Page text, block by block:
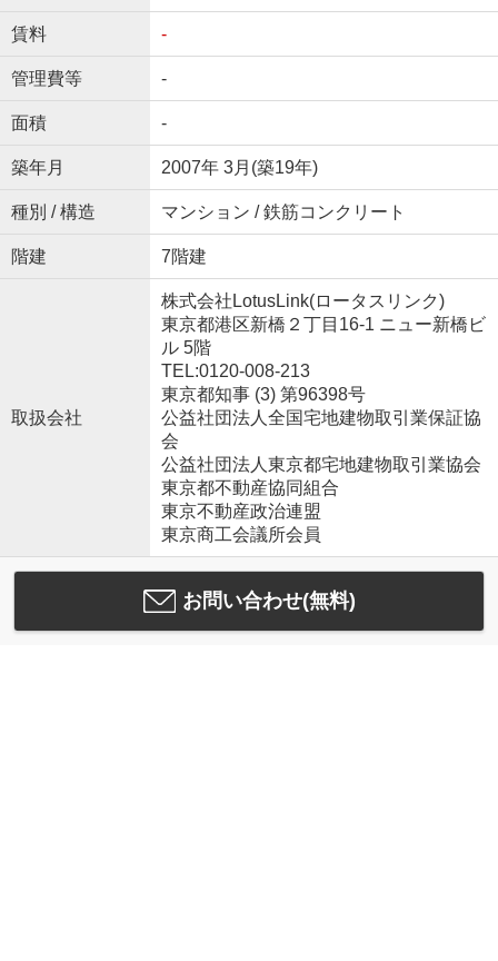
賃料 -
管理費等 -
面積 -
築年月 2007年 3月(築19年)
種別 / 構造 マンション / 鉄筋コンクリート
階建 7階建
取扱会社
株式会社LotusLink(ロータスリンク)
東京都港区新橋２丁目16-1 ニュー新橋ビ
ル 5階
TEL:0120-008-213
東京都知事 (3) 第96398号
公益社団法人全国宅地建物取引業保証協
会
公益社団法人東京都宅地建物取引業協会
東京都不動産協同組合
東京不動産政治連盟
東京商工会議所会員
お問い合わせ(無料)